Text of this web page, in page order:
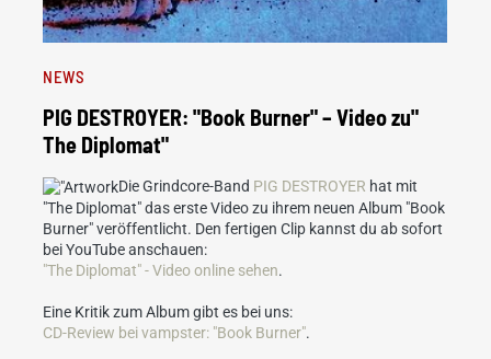
NEWS
PIG DESTROYER: "Book Burner" – Video zu"
The Diplomat"
Die Grindcore-Band PIG DESTROYER hat mit
"The Diplomat" das erste Video zu ihrem neuen Album "Book
Burner" veröffentlicht. Den fertigen Clip kannst du ab sofort
bei YouTube anschauen:
"The Diplomat" - Video online sehen.
Eine Kritik zum Album gibt es bei uns:
CD-Review bei vampster: "Book Burner".